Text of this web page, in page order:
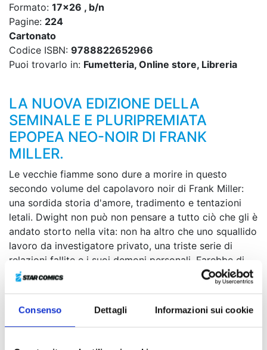
Consenso Dettagli Informazioni sui cookie
Formato: 17x26 , b/n
Pagine: 224
Cartonato
Codice ISBN: 9788822652966
Puoi trovarlo in: Fumetteria, Online store, Libreria
LA NUOVA EDIZIONE DELLA
SEMINALE E PLURIPREMIATA
EPOPEA NEO-NOIR DI FRANK
MILLER.
Le vecchie fiamme sono dure a morire in questo
secondo volume del capolavoro noir di Frank Miller:
una sordida storia d'amore, tradimento e tentazioni
letali. Dwight non può non pensare a tutto ciò che gli è
andato storto nella vita: non ha altro che uno squallido
lavoro da investigatore privato, una triste serie di
relazioni fallite e i suoi demoni personali. Farebbe di
tutto per l'occasione di ricominciare da capo, di uscire
dall'inferno grigio e insensibile che è la sua vita.
il fuoco della vita ancora una volta. Ma non può
mostro dentro di sé... Finché, un giorno, Ava lo chiama.